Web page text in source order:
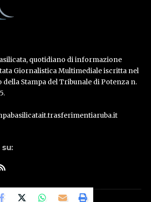
quotidiano di informazione
Giornalistica Multimediale iscritta nel
della Stampa del Tribunale di Potenza n.